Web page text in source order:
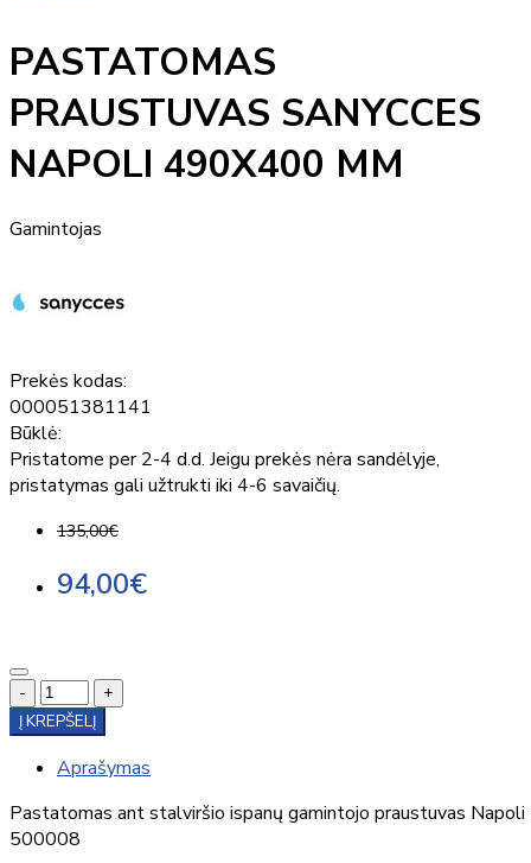
PASTATOMAS
PRAUSTUVAS SANYCCES
NAPOLI 490X400 MM
Gamintojas
Prekės kodas:
000051381141
Būklė:
Pristatome per 2-4 d.d. Jeigu prekės nėra sandėlyje,
pristatymas gali užtrukti iki 4-6 savaičių.
135,00€
94,00€
-
+
Į KREPŠELĮ
Aprašymas
Pastatomas ant stalviršio ispanų gamintojo praustuvas Napoli
500008